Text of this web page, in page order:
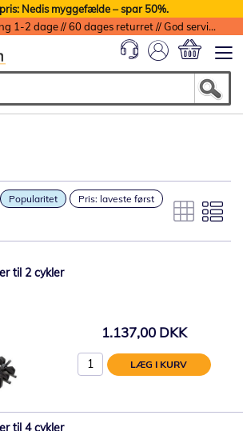
Nedis myggefælde – spar 50%.
Billig fragt // Levering 1-2 dage // 60 dages returret // God service med garanti
Popularitet
Pris: laveste først
til 2 cykler
1.137,00 DKK
LÆG I KURV
til 4 cykler